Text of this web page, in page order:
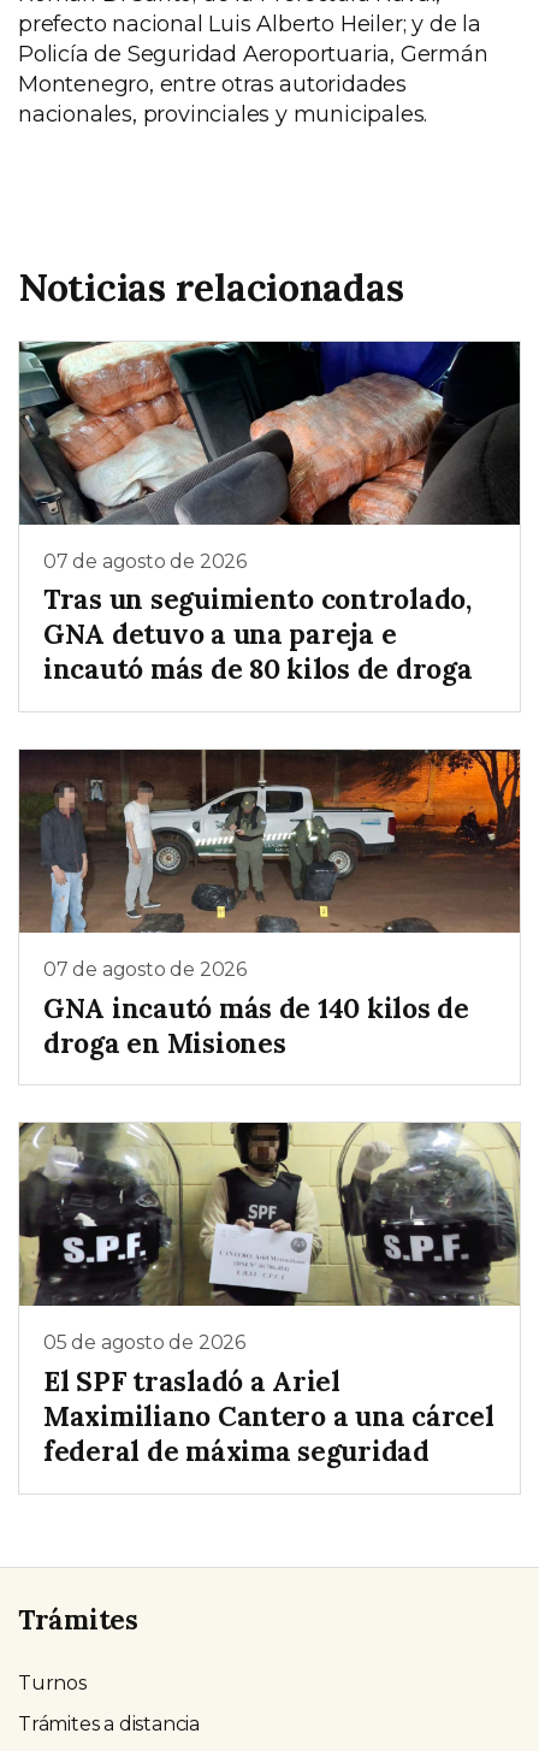
prefecto nacional Luis Alberto Heiler; y de la
Policía de Seguridad Aeroportuaria, Germán
Montenegro, entre otras autoridades
nacionales, provinciales y municipales.
Noticias relacionadas
07 de agosto de 2026
Tras un seguimiento controlado,
GNA detuvo a una pareja e
incautó más de 80 kilos de droga
07 de agosto de 2026
GNA incautó más de 140 kilos de
droga en Misiones
05 de agosto de 2026
El SPF trasladó a Ariel
Maximiliano Cantero a una cárcel
federal de máxima seguridad
Trámites
Turnos
Trámites a distancia